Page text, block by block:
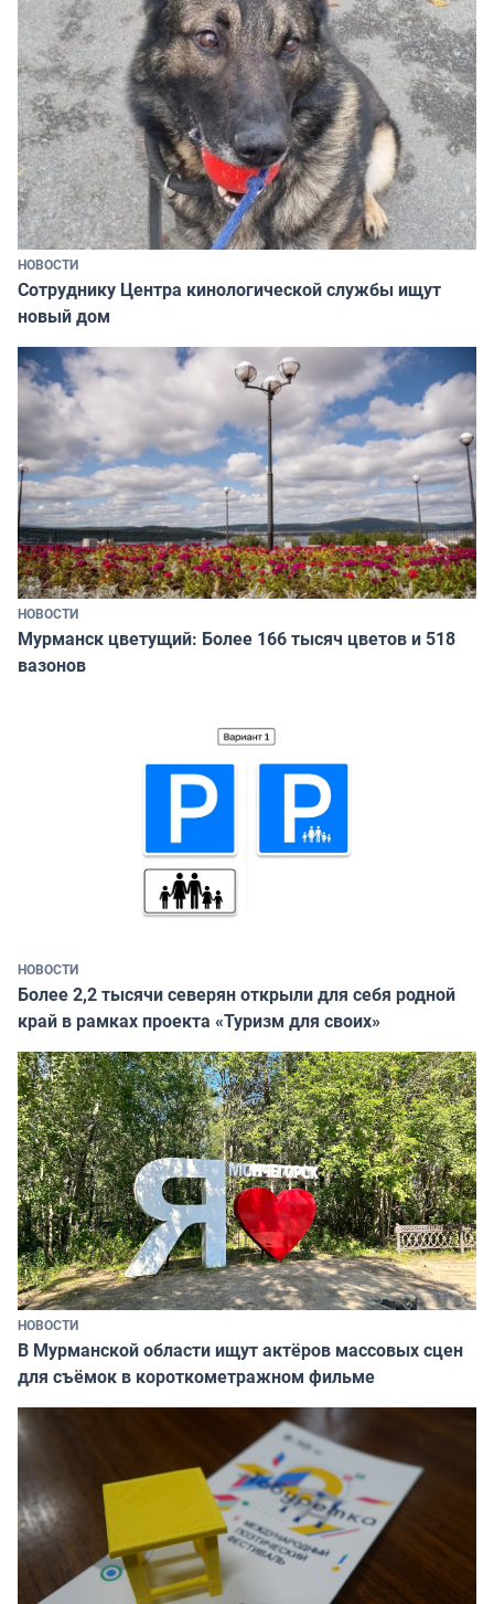
НОВОСТИ
Сотруднику Центра кинологической службы ищут
новый дом
НОВОСТИ
Мурманск цветущий: Более 166 тысяч цветов и 518
вазонов
НОВОСТИ
Более 2,2 тысячи северян открыли для себя родной
край в рамках проекта «Туризм для своих»
НОВОСТИ
В Мурманской области ищут актёров массовых сцен
для съёмок в короткометражном фильме